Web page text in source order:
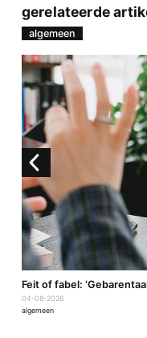
gerelateerde
algemeen
Feit of fabel:
04-08-2026
algemeen